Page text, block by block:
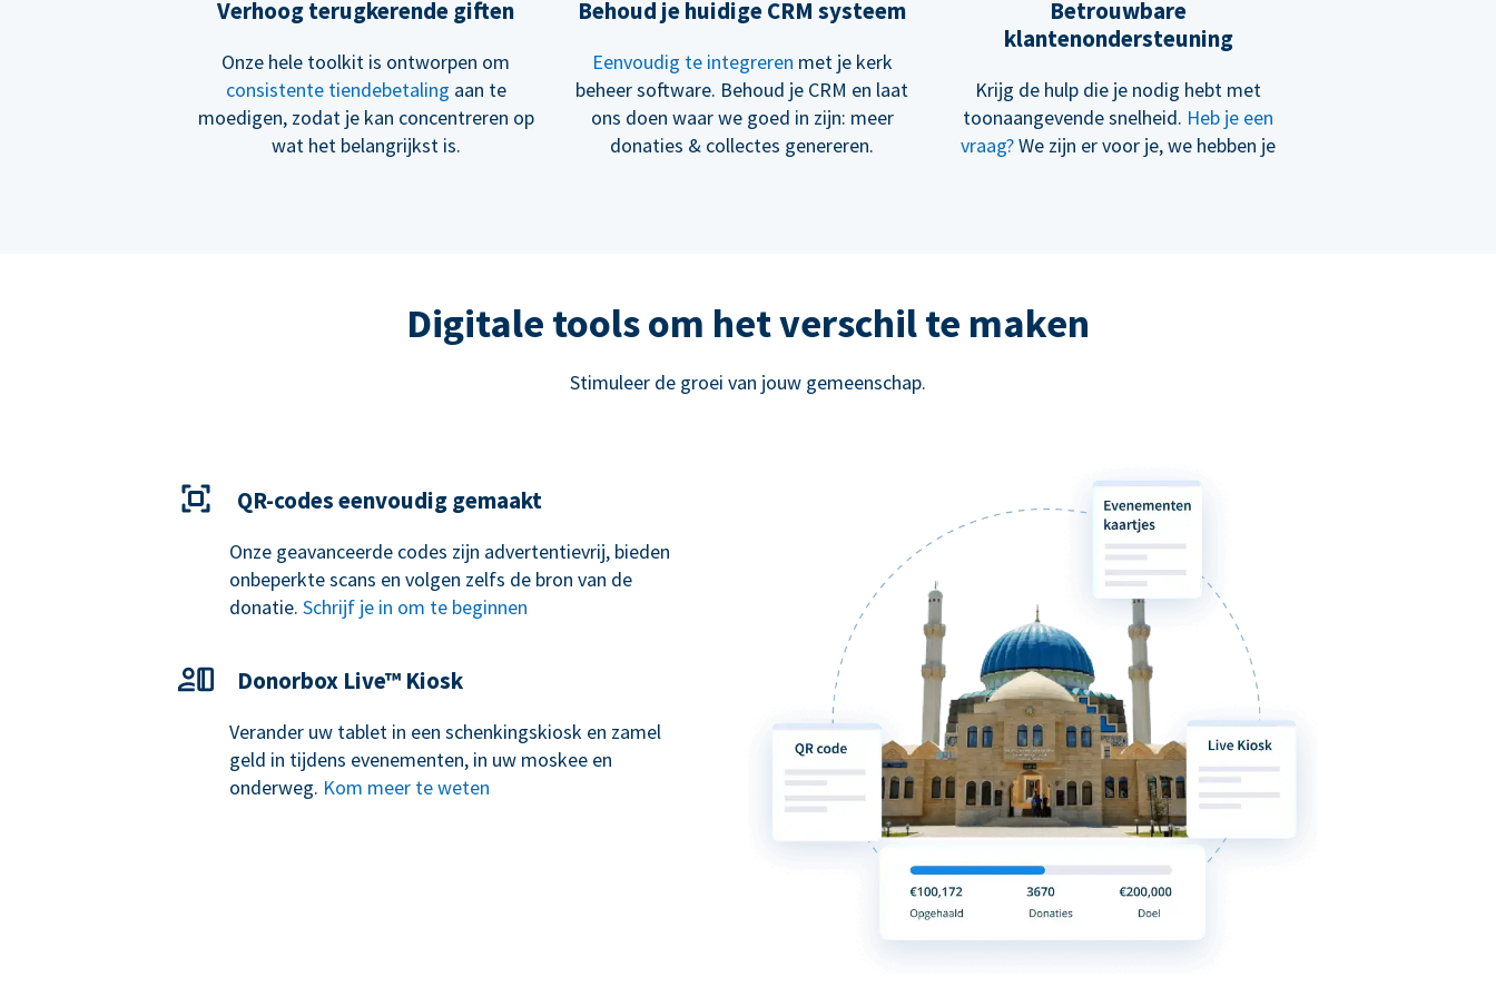
Verhoog terugkerende giften
Onze hele toolkit is ontworpen om
consistente tiendebetaling aan te
moedigen, zodat je kan concentreren op
wat het belangrijkst is.
Behoud je huidige CRM systeem
Eenvoudig te integreren met je kerk
beheer software. Behoud je CRM en laat
ons doen waar we goed in zijn: meer
donaties & collectes genereren.
Betrouwbare
klantenondersteuning
Krijg de hulp die je nodig hebt met
toonaangevende snelheid. Heb je een
vraag?We zijn er voor je, we hebben je
Digitale tools om het verschil te maken
Stimuleer de groei van jouw gemeenschap.
QR-codes eenvoudig gemaakt
Onze geavanceerde codes zijn advertentievrij, bieden
onbeperkte scans en volgen zelfs de bron van de
donatie. Schrijf je in om te beginnen
Donorbox Live™ Kiosk
Verander uw tablet in een schenkingskiosk en zamel
geld in tijdens evenementen, in uw moskee en
onderweg. Kom meer te weten